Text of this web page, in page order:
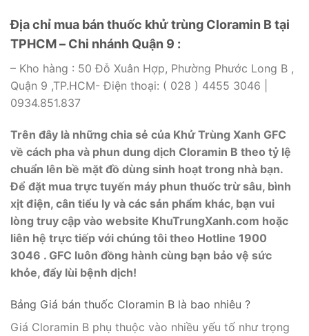
Địa chỉ mua bán thuốc khử trùng Cloramin B tại
TPHCM – Chi nhánh Quận 9 :
– Kho hàng : 50 Đỗ Xuân Hợp, Phường Phước Long B ,
Quận 9 ,TP.HCM- Điện thoại: ( 028 ) 4455 3046 |
0934.851.837
Trên đây là những chia sẻ của Khử Trùng Xanh GFC
về cách pha và phun dung dịch Cloramin B theo tỷ lệ
chuẩn lên bề mặt đồ dùng sinh hoạt trong nhà bạn.
Để đặt mua trực tuyến máy phun thuốc trừ sâu, bình
xịt điện, cân tiểu ly và các sản phẩm khác, bạn vui
lòng truy cập vào website KhuTrungXanh.com hoặc
liên hệ trực tiếp với chúng tôi theo Hotline 1900
3046 . GFC luôn đồng hành cùng bạn bảo vệ sức
khỏe, đẩy lùi bệnh dịch!
Bảng Giá bán thuốc Cloramin B là bao nhiêu ?
Giá Cloramin B phụ thuộc vào nhiều yếu tố như trọng